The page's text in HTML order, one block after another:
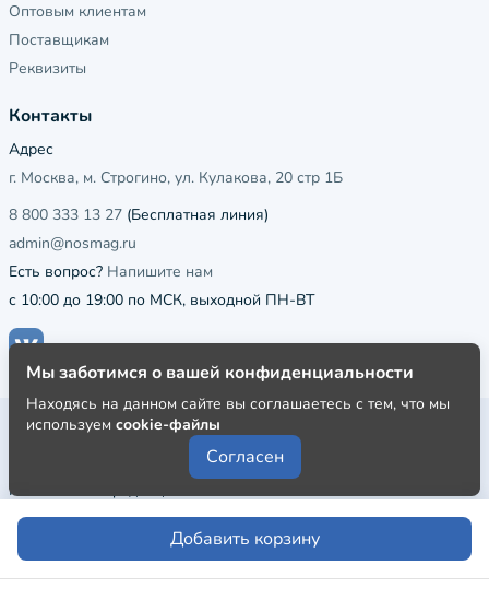
Добавить корзину
Оптовым клиентам
Поставщикам
Реквизиты
Контакты
Адрес
г. Москва, м. Строгино, ул. Кулакова, 20 стр 1Б
8 800 333 13 27 (Бесплатная линия)
admin@nosmag.ru
Есть вопрос? Напишите нам
с 10:00 до 19:00 по МСК, выходной ПН-ВТ
Публичная оферта
Пользовательское соглашение
Политика конфиденциальности
Мы заботимся о вашей конфиденциальности
Находясь на данном сайте вы соглашаетесь с тем, что мы
используем cookie-файлы
Согласен